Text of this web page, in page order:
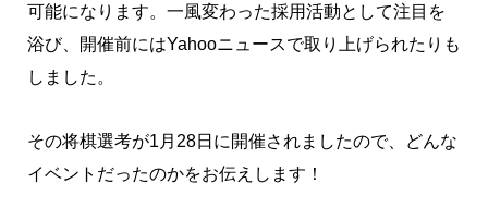
可能になります。一風変わった採用活動として注目を
浴び、開催前にはYahooニュースで取り上げられたりも
しました。
その将棋選考が1月28日に開催されましたので、どんな
イベントだったのかをお伝えします！